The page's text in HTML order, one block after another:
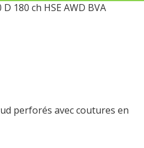
180 ch HSE AWD BVA
perforés avec coutures en